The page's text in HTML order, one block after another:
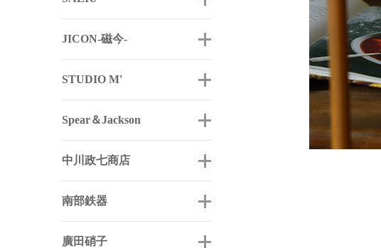
JICON-磁今-
STUDIO M'
Spear＆Jackson
中川政七商店
南部鉄器
廣田硝子